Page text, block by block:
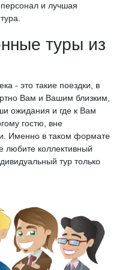
и лучшая
туры из
- это такие поездки, в
Вам и Вашим близким,
ожидания и где к Вам
гостю, вне
Именно в таком формате
коллективный
тур только